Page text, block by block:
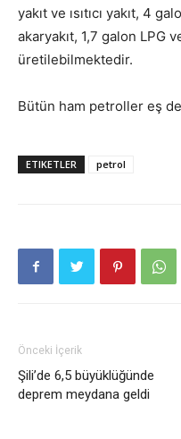
yakıt ve ısıtıcı yakıt, 4
akaryakıt, 1,7 galon LPG
üretilebilmektedir.
Bütün ham petroller eş
ETIKETLER petrol
Önceki İçerik
Şili’de 6,5 büyüklüğünde
deprem meydana geldi